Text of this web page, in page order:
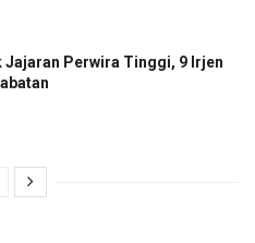
Jajaran Perwira Tinggi, 9 Irjen